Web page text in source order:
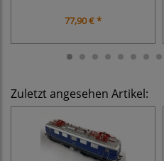
77,90 € *
Zuletzt angesehen Artikel: